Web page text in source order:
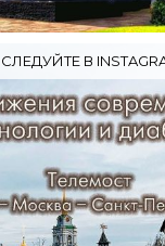
СЛЕДУЙТЕ В